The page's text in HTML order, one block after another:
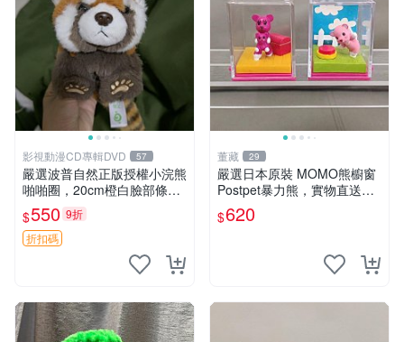
影視動漫CD專輯DVD 57
嚴選波普自然正版授權小浣熊
啪啪圈，20cm橙白臉部條紋
清晰，毛絨超萌贈品推薦。
小浣熊 波普 圈環
$550 9折
折扣碼
董藏 29
嚴選日本原裝 MOMO熊櫥窗
Postpet暴力熊，實物直送新
臺灣。MOMO熊 暴力熊 熊貓
櫥窗
$620